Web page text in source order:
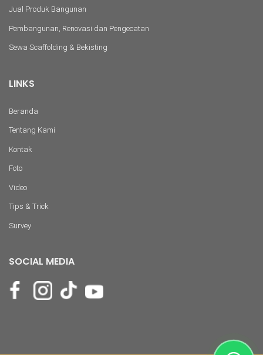
Jual Produk Bangunan
Pembangunan, Renovasi dan Pengecatan
Sewa Scaffolding & Bekisting
LINKS
Beranda
Tentang Kami
Kontak
Foto
Video
Tips & Trick
Survey
SOCIAL MEDIA